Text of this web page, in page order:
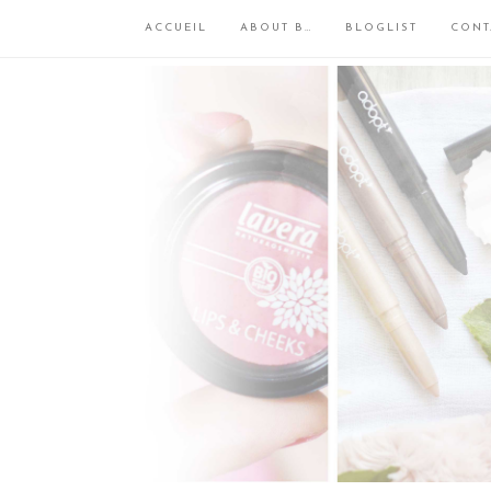
ACCUEIL ABOUT B… BLOGLIST